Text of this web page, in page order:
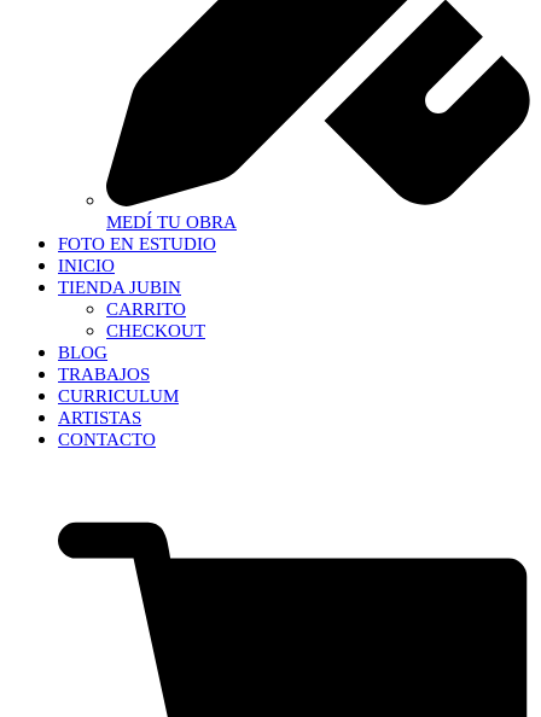
MEDÍ TU OBRA
FOTO EN ESTUDIO
INICIO
TIENDA JUBIN
CARRITO
CHECKOUT
BLOG
TRABAJOS
CURRICULUM
ARTISTAS
CONTACTO